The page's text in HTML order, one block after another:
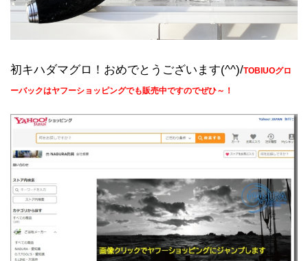
初キハダマグロ！おめでとうございます(^^)/TOBIUOグロ
ーバックはヤフーショッピングでも販売中ですのでぜひ～！